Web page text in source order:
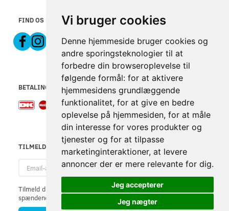
Vi bruger cookies
Denne hjemmeside bruger cookies og
andre sporingsteknologier til at
forbedre din browseroplevelse til
følgende formål: for at aktivere
hjemmesidens grundlæggende
funktionalitet, for at give en bedre
oplevelse på hjemmesiden, for at måle
din interesse for vores produkter og
tjenester og for at tilpasse
marketinginteraktioner, at levere
annoncer der er mere relevante for dig.
Jeg accepterer
Jeg nægter
FIND OS PÅ
BETALINGSMETODER
TILMELD NYHEDSBREV
adresse
Tilmeld dig vores nyhedsbrev og modtag gode tilbud samt andre
spændende nyheder direkte i din indbakke.